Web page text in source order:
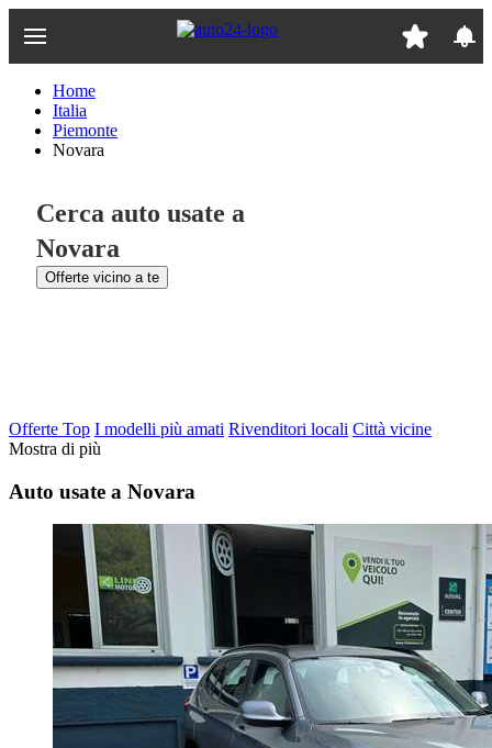
Home
Italia
Piemonte
Novara
Cerca auto usate a
Novara
Offerte vicino a te
Offerte Top I modelli più amati Rivenditori locali Città vicine
Mostra di più
Auto usate a Novara